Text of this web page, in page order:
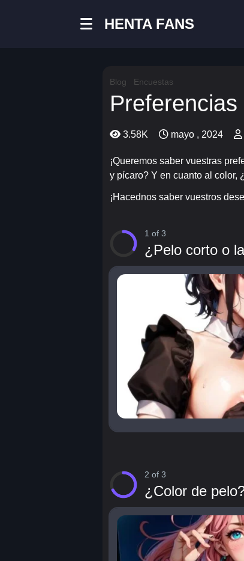
HENTA FANS
Blog Encuestas
3.58K mayo , 2024
¡Queremos saber vuestras
y pícaro? Y en cuanto al color,
¡Hacednos saber vuestros
1 of 3
¿Pelo corto o
2 of 3
¿Color de